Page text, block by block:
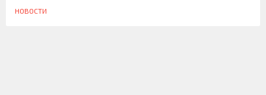
НОВОСТИ